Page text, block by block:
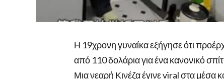
Η 19χρονη γυναίκα εξήγησε ότι
από 110 δολάρια για ένα κανονικό
Μια νεαρή Κινέζα έγινε viral στα μέσα